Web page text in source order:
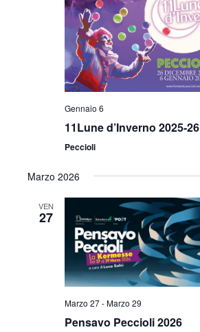
Gennaio 6
11Lune d’Inverno 2025-26
Peccioli
Marzo 2026
VEN
27
Marzo 27-Marzo 29
Pensavo Peccioli 2026